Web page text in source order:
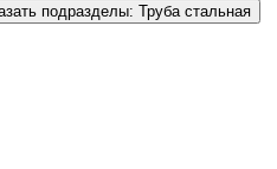
подразделы: Труба стальная